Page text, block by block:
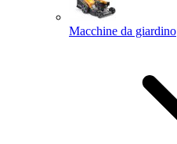
Macchine da giardino